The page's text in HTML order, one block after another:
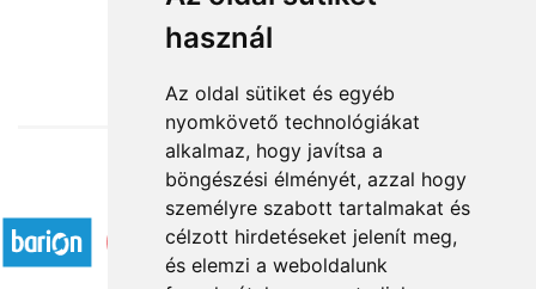
használ
Az oldal sütiket és egyéb
nyomkövető technológiákat
alkalmaz, hogy javítsa a
böngészési élményét, azzal hogy
személyre szabott tartalmakat és
célzott hirdetéseket jelenít meg,
és elemzi a weboldalunk
18 360 Ft-tól
Elfogadott fizetési módok